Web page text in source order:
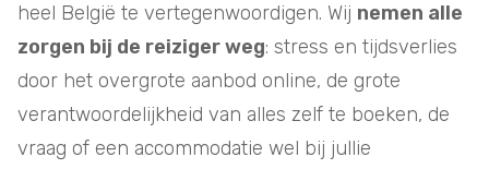
heel België te vertegenwoordigen. Wij nemen alle
zorgen bij de reiziger weg: stress en tijdsverlies
door het overgrote aanbod online, de grote
verantwoordelijkheid van alles zelf te boeken, de
vraag of een accommodatie wel bij jullie